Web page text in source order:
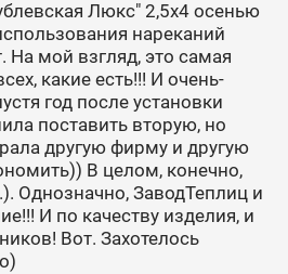
Люкс" 2,5х4 осенью
нареканий
На мой взгляд, это самая
какие есть!!! И очень-
год после установки
поставить вторую, но
другую фирму и другую
В целом, конечно,
Однозначно, ЗаводТеплиц и
И по качеству изделия, и
Вот. Захотелось